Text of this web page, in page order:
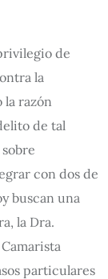
de
la
la razón
de tal
con dos de
buscan una
la Dra.
particulares